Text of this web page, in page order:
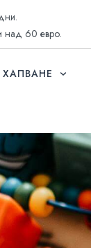
над 60 евро.